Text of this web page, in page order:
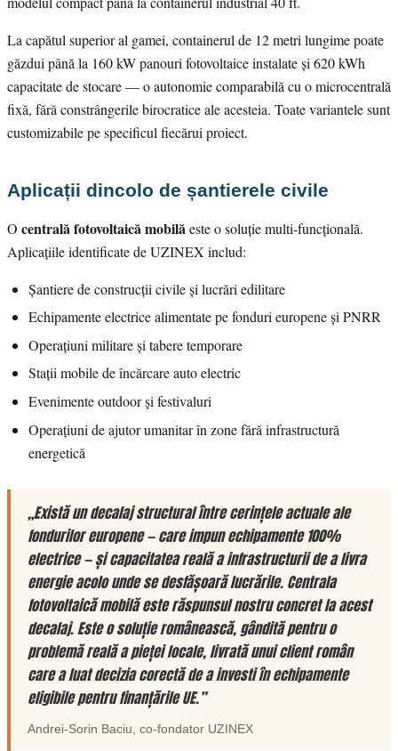
La capătul superior al gamei, containerul de 12 metri lungime poate
găzdui până la 160 kW panouri fotovoltaice instalate și 620 kWh
capacitate de stocare — o autonomie comparabilă cu o microcentrală
fixă, fără constrângerile birocratice ale acesteia. Toate variantele sunt
customizabile pe specificul fiecărui proiect.
Aplicații dincolo de șantierele civile
O centrală fotovoltaică mobilăeste o soluție multi-funcțională.
Aplicațiile identificate de UZINEX includ:
Șantiere de construcții civile și lucrări edilitare
Echipamente electrice alimentate pe fonduri europene și PNRR
Operațiuni militare și tabere temporare
Stații mobile de încărcare auto electric
Evenimente outdoor și festivaluri
Operațiuni de ajutor umanitar în zone fără infrastructură
energetică
„Există un decalaj structural între cerințele actuale ale
fondurilor europene — care impun echipamente 100%
electrice — și capacitatea reală a infrastructurii de a livra
energie acolo unde se desfășoară lucrările. Centrala
fotovoltaică mobilă este răspunsul nostru concret la acest
decalaj. Este o soluție românească, gândită pentru o
problemă reală a pieței locale, livrată unui client român
care a luat decizia corectă de a investi în echipamente
eligibile pentru finanțările UE.”
Andrei-Sorin Baciu, co-fondator UZINEX